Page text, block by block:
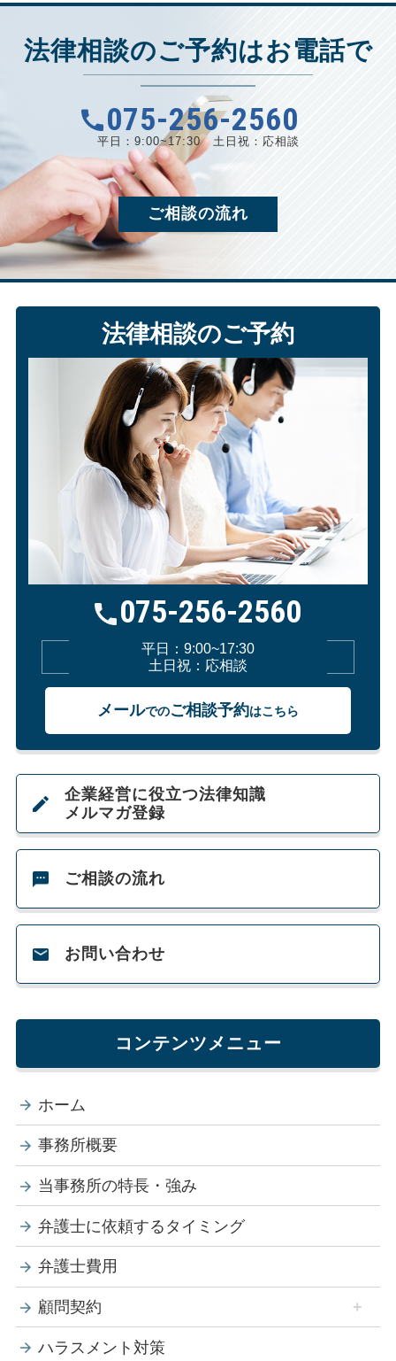
法律相談のご予約
075-256-2560
平日：9:00~17:30
土日祝：応相談
メールでのご相談予約はこちら
企業経営に役立つ法律知識
メルマガ登録
ご相談の流れ
お問い合わせ
コンテンツメニュー
ホーム
事務所概要
当事務所の特長・強み
弁護士に依頼するタイミング
弁護士費用
顧問契約
ハラスメント対策
法律相談のご予約はお電話で
075-256-2560
平日：9:00~17:30 土日祝：応相談
ご相談の流れ